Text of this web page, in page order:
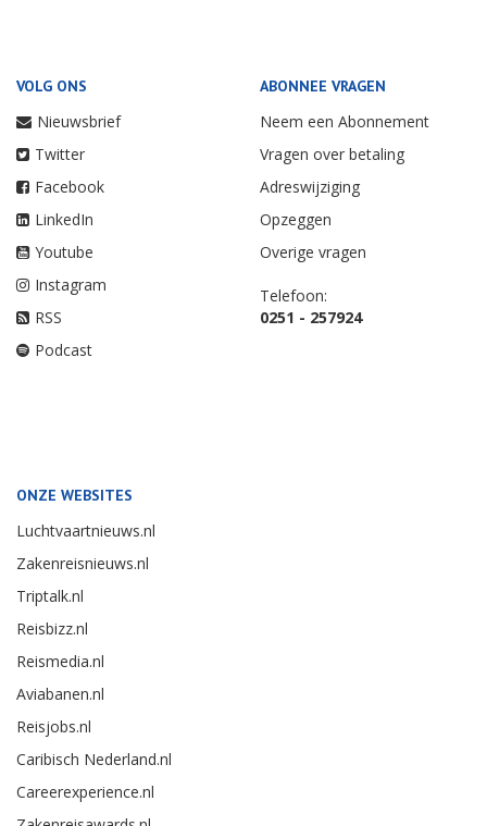
VOLG ONS
Nieuwsbrief
Twitter
Facebook
LinkedIn
Youtube
Instagram
RSS
Podcast
ABONNEE VRAGEN
Neem een Abonnement
Vragen over betaling
Adreswijziging
Opzeggen
Overige vragen
Telefoon:
0251 - 257924
ONZE WEBSITES
Luchtvaartnieuws.nl
Zakenreisnieuws.nl
Triptalk.nl
Reisbizz.nl
Reismedia.nl
Aviabanen.nl
Reisjobs.nl
Caribisch Nederland.nl
Careerexperience.nl